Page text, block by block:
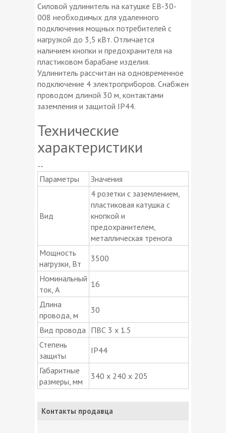
Силовой удлинитель на катушке EВ-30-
008 необходимых для удаленного
подключения мощных потребителей с
нагрузкой до 3,5 кВт. Отличается
наличием кнопки и предохранителя на
пластиковом барабане изделия.
Удлинитель рассчитан на одновременное
подключение 4 электроприборов. Снабжен
проводом длиной 30 м, контактами
заземления и защитой IP44.
Технические
характеристики
--
Параметры
Значения
Вид
4 розетки с заземлением,
пластиковая катушка с
кнопкой и
предохранителем,
металлическая тренога
Мощность
нагрузки, Вт
3500
Номинальный
ток, А
16
Длина
провода, м
30
Вид провода ПВС 3 х 1.5
Степень
защиты
IP44
Габаритные
размеры, мм
340 х 240 х 205
Контакты продавца